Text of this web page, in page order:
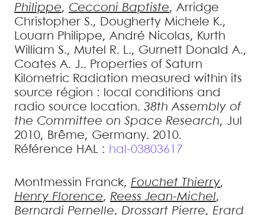
Philippe, Cecconi Baptiste, Arridge
Christopher S., Dougherty Michele K.,
Louarn Philippe, André Nicolas, Kurth
William S., Mutel R. L., Gurnett Donald A.,
Coates A. J.. Properties of Saturn
Kilometric Radiation measured within its
source région : local conditions and
radio source location. 38th Assembly of
the Committee on Space Research, Jul
2010, Brême, Germany. 2010.
Référence HAL : hal-03803617
Montmessin Franck, Fouchet Thierry,
Henry Florence, Reess Jean-Michel,
Bernardi Pernelle, Drossart Pierre, Erard